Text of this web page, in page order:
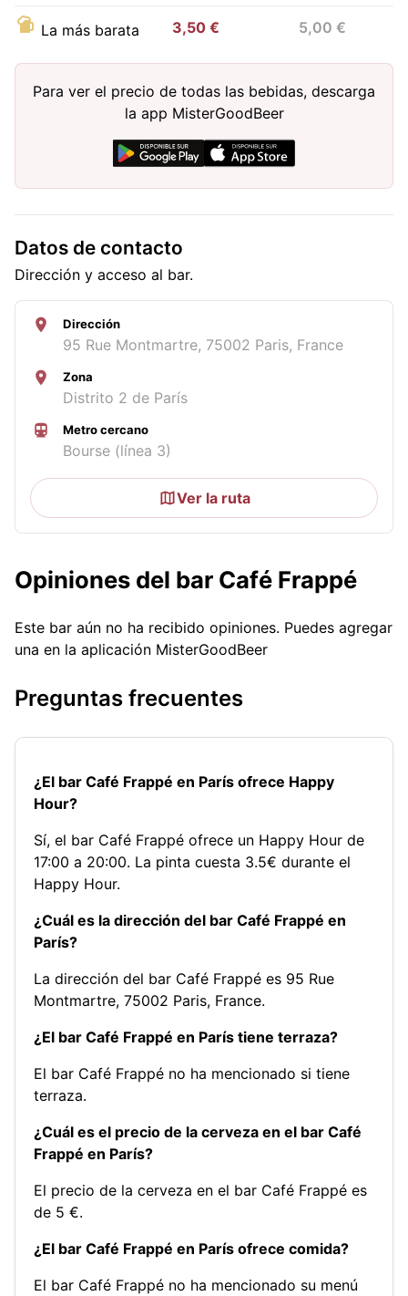
La más barata 3,50 € 5,00 €
Para ver el precio de todas las bebidas, descarga
la app MisterGoodBeer
Datos de contacto
Dirección y acceso al bar.
Dirección
95 Rue Montmartre, 75002 Paris, France
Zona
Distrito 2 de París
Metro cercano
Bourse (línea 3)
Ver la ruta
Opiniones del bar Café Frappé
Este bar aún no ha recibido opiniones. Puedes agregar
una en la aplicación MisterGoodBeer
Preguntas frecuentes
¿El bar Café Frappé en París ofrece Happy
Hour?
Sí, el bar Café Frappé ofrece un Happy Hour de
17:00 a 20:00. La pinta cuesta 3.5€ durante el
Happy Hour.
¿Cuál es la dirección del bar Café Frappé en
París?
La dirección del bar Café Frappé es 95 Rue
Montmartre, 75002 Paris, France.
¿El bar Café Frappé en París tiene terraza?
El bar Café Frappé no ha mencionado si tiene
terraza.
¿Cuál es el precio de la cerveza en el bar Café
Frappé en París?
El precio de la cerveza en el bar Café Frappé es
de 5 €.
¿El bar Café Frappé en París ofrece comida?
El bar Café Frappé no ha mencionado su menú